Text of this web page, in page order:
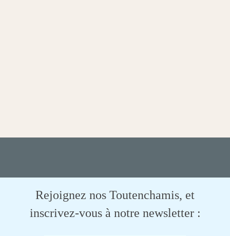
Rejoignez nos Toutenchamis, et
inscrivez-vous à notre newsletter :